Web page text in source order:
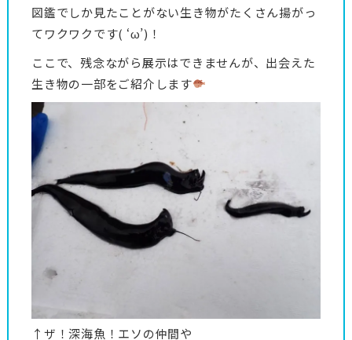
図鑑でしか見たことがない生き物がたくさん揚がっ
てワクワクです( ‘ω’)！
ここで、残念ながら展示はできませんが、出会えた
生き物の一部をご紹介します
↑ザ！深海魚！エソの仲間や